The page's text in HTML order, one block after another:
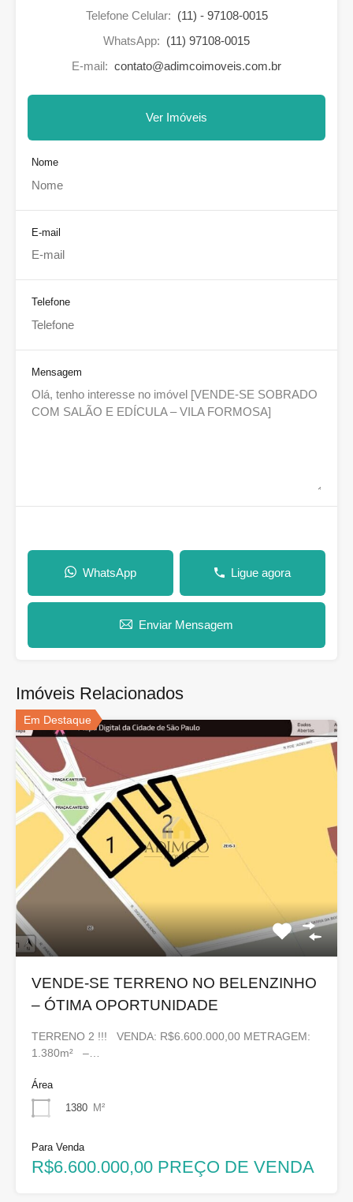
Telefone Celular: (11) - 97108-0015
WhatsApp: (11) 97108-0015
E-mail: contato@adimcoimoveis.com.br
Ver Imóveis
Nome
E-mail
Telefone
Mensagem
WhatsApp Ligue agora
Enviar Mensagem
Imóveis Relacionados
Em Destaque
VENDE-SE TERRENO NO BELENZINHO
– ÓTIMA OPORTUNIDADE
TERRENO 2 !!! VENDA: R$6.600.000,00 METRAGEM:
1.380m² –…
Área
1380 M²
Para Venda
R$6.600.000,00 PREÇO DE VENDA